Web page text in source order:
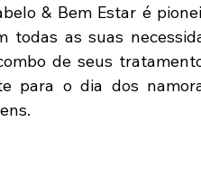
& Bem Estar é
todas as suas
de seus
para o dia dos